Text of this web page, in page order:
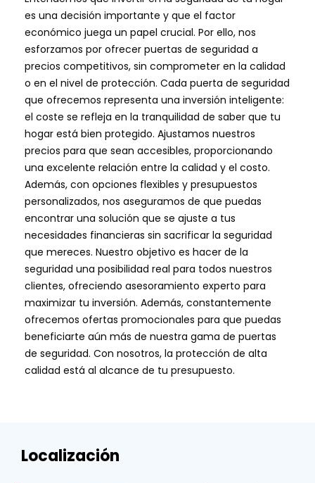
es una decisión importante y que el factor
económico juega un papel crucial. Por ello, nos
esforzamos por ofrecer puertas de seguridad a
precios competitivos, sin comprometer en la calidad
o en el nivel de protección. Cada puerta de seguridad
que ofrecemos representa una inversión inteligente:
el coste se refleja en la tranquilidad de saber que tu
hogar está bien protegido. Ajustamos nuestros
precios para que sean accesibles, proporcionando
una excelente relación entre la calidad y el costo.
Además, con opciones flexibles y presupuestos
personalizados, nos aseguramos de que puedas
encontrar una solución que se ajuste a tus
necesidades financieras sin sacrificar la seguridad
que mereces. Nuestro objetivo es hacer de la
seguridad una posibilidad real para todos nuestros
clientes, ofreciendo asesoramiento experto para
maximizar tu inversión. Además, constantemente
ofrecemos ofertas promocionales para que puedas
beneficiarte aún más de nuestra gama de puertas
de seguridad. Con nosotros, la protección de alta
calidad está al alcance de tu presupuesto.
Localización